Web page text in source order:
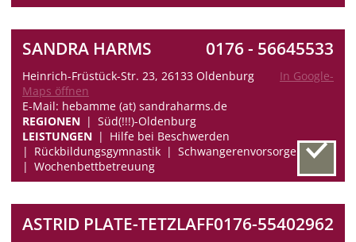
SANDRA HARMS 0176 - 56645533
Heinrich-Früstück-Str. 23, 26133 Oldenburg
In Google-
Maps öffnen
E-Mail: hebamme (at) sandraharms.de
REGIONEN
Süd(!!!)-Oldenburg
LEISTUNGEN
Hilfe bei Beschwerden
Rückbildungsgymnastik
Schwangerenvorsorge
Wochenbettbetreuung
ASTRID PLATE-TETZLAFF0176-55402962